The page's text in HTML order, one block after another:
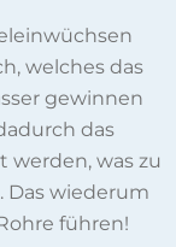
welches das
gewinnen
das
werden, was zu
Das wiederum
führen!